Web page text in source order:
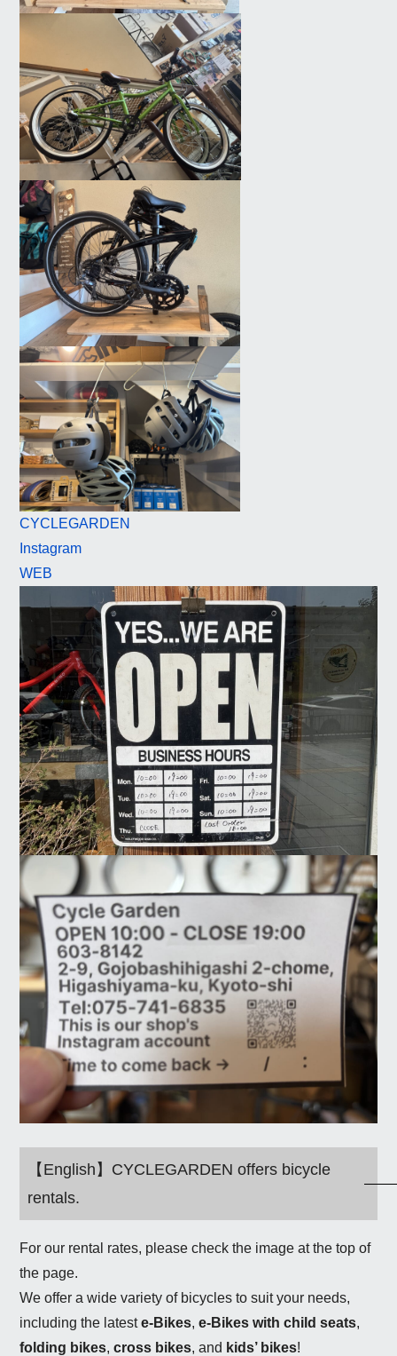
CYCLEGARDEN
Instagram
WEB
【English】CYCLEGARDEN offers bicycle
rentals.
For our rental rates, please check the image at the top of
the page.
We offer a wide variety of bicycles to suit your needs,
including the lateste-Bikes,e-Bikes with child seats,
folding bikes,cross bikes, and kids’ bikes!